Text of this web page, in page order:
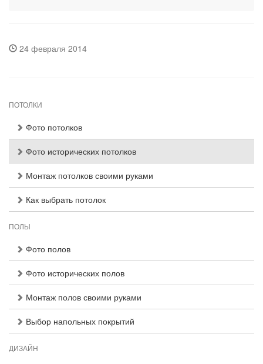
24 февраля 2014
ПОТОЛКИ
Фото потолков
Фото исторических потолков
Монтаж потолков своими руками
Как выбрать потолок
ПОЛЫ
Фото полов
Фото исторических полов
Монтаж полов своими руками
Выбор напольных покрытий
ДИЗАЙН